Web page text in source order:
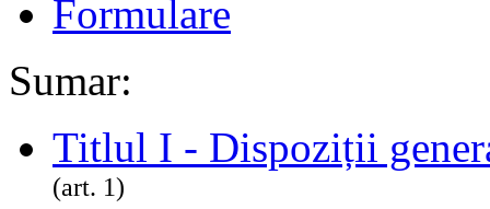
Formulare
Sumar:
Titlul I - Dispoziții
(art. 1)